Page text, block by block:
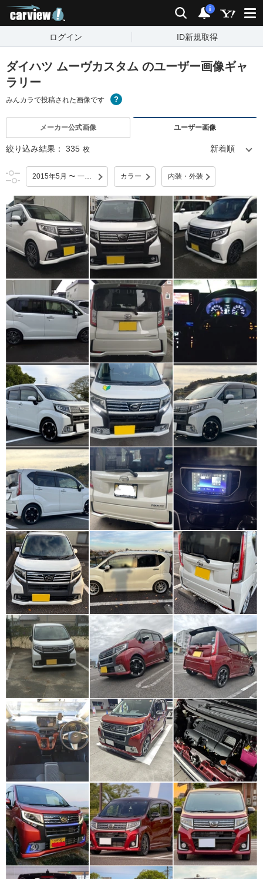
検索 通知
i
ログイン ID新規取得
ダイハツ ムーヴカスタム のユーザー画像ギャ
ラリー
みんカラで投稿された画像です
メーカー公式画像 ユーザー画像
絞り込み結果： 335 枚
2015年5月 〜 一部改良 カラー 内装・外装